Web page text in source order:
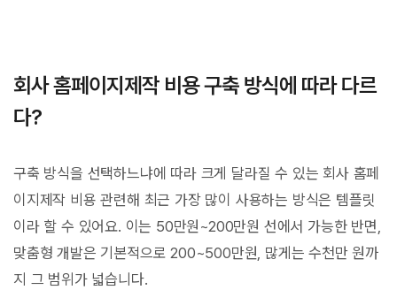
회사 홈페이지제작 비용 구축 방식에 따라 다르
다?
구축 방식을 선택하느냐에 따라 크게 달라질 수 있는 회사 홈페
이지제작 비용 관련해 최근 가장 많이 사용하는 방식은 템플릿
이라 할 수 있어요. 이는 50만원~200만원 선에서 가능한 반면,
맞춤형 개발은 기본적으로 200~500만원, 많게는 수천만 원까
지 그 범위가 넓습니다.